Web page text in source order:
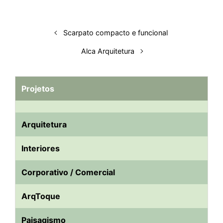
Scarpato compacto e funcional
Alca Arquitetura
Projetos
Arquitetura
Interiores
Corporativo / Comercial
ArqToque
Paisagismo